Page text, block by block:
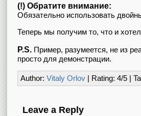
(!) Обратите внимание:
Обязательно использовать
Теперь мы получим то, что и
P.S. Пример, разумеется, не из
просто для демонстрации.
Author: Vitaly Orlov| Rating: 4/5|
Leave a Reply